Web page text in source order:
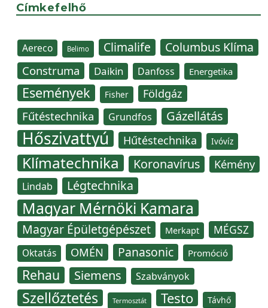
Címkefelhő
Aereco Belimo Climalife Columbus Klíma
Construma Daikin Danfoss Energetika
Események Fisher Földgáz
Fűtéstechnika Grundfos Gázellátás
Hőszivattyú Hűtéstechnika Ivóvíz
Klímatechnika Koronavírus Kémény
Lindab Légtechnika
Magyar Mérnöki Kamara
Magyar Épületgépészet Merkapt MÉGSZ
Oktatás OMÉN Panasonic Promóció
Rehau Siemens Szabványok
Szellőztetés Termosztát Testo Távhő